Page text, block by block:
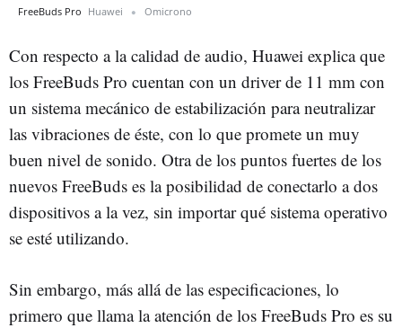
FreeBuds Pro Huawei Omicrono
Con respecto a la calidad de audio, Huawei explica que
los FreeBuds Pro cuentan con un driver de 11 mm con
un sistema mecánico de estabilización para neutralizar
las vibraciones de éste, con lo que promete un muy
buen nivel de sonido. Otra de los puntos fuertes de los
nuevos FreeBuds es la posibilidad de conectarlo a dos
dispositivos a la vez, sin importar qué sistema operativo
se esté utilizando.
Sin embargo, más allá de las especificaciones, lo
primero que llama la atención de los FreeBuds Pro es su